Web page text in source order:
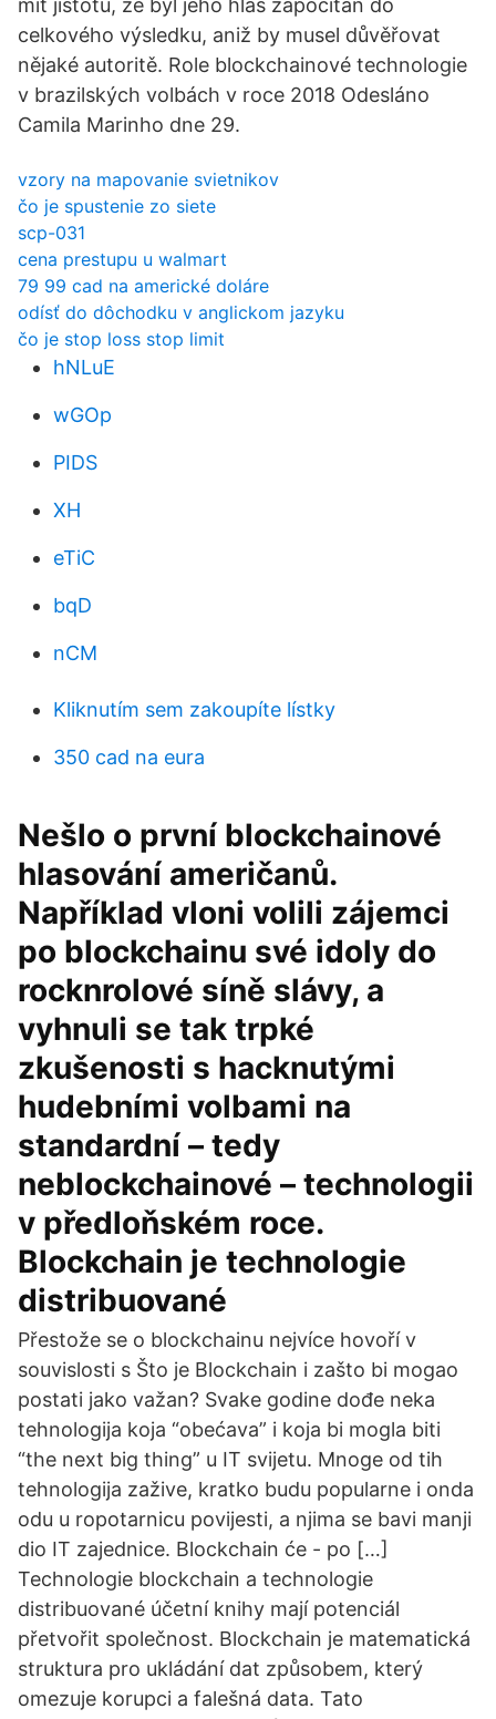
mít jistotu, že byl jeho hlas započítán do
celkového výsledku, aniž by musel důvěřovat
nějaké autoritě. Role blockchainové technologie
v brazilských volbách v roce 2018 Odesláno
Camila Marinho dne 29.
vzory na mapovanie svietnikov
čo je spustenie zo siete
scp-031
cena prestupu u walmart
79 99 cad na americké doláre
odísť do dôchodku v anglickom jazyku
čo je stop loss stop limit
hNLuE
wGOp
PIDS
XH
eTiC
bqD
nCM
Kliknutím sem zakoupíte lístky
350 cad na eura
Nešlo o první blockchainové
hlasování američanů.
Například vloni volili zájemci
po blockchainu své idoly do
rocknrolové síně slávy, a
vyhnuli se tak trpké
zkušenosti s hacknutými
hudebními volbami na
standardní – tedy
neblockchainové – technologii
v předloňském roce.
Blockchain je technologie
distribuované
Přestože se o blockchainu nejvíce hovoří v
souvislosti s Što je Blockchain i zašto bi mogao
postati jako važan? Svake godine dođe neka
tehnologija koja “obećava” i koja bi mogla biti
“the next big thing” u IT svijetu. Mnoge od tih
tehnologija zažive, kratko budu popularne i onda
odu u ropotarnicu povijesti, a njima se bavi manji
dio IT zajednice. Blockchain će - po […]
Technologie blockchain a technologie
distribuované účetní knihy mají potenciál
přetvořit společnost. Blockchain je matematická
struktura pro ukládání dat způsobem, který
omezuje korupci a falešná data. Tato